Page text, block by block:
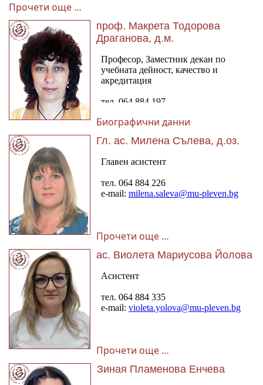
Прочети още …
проф. Макрета Тодорова
Драганова, д.м.
Биографични данни
Гл. ас. Милена Сълева, д.оз.
Прочети още …
ас. Виолета Мариусова Йолова
Прочети още …
Зиная Пламенова Енчева